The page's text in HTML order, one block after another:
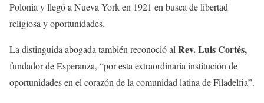
Polonia y llegó a Nueva York en 1921 en busca de libertad
religiosa y oportunidades.
La distinguida abogada también reconoció alRev. Luis Cortés,
fundador de Esperanza, “por esta extraordinaria institución de
oportunidades en el corazón de la comunidad latina de Filadelfia”.